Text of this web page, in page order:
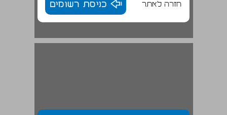
חזרה לאתר כניסת רשומים
הביטחון והכלכלה ... 18